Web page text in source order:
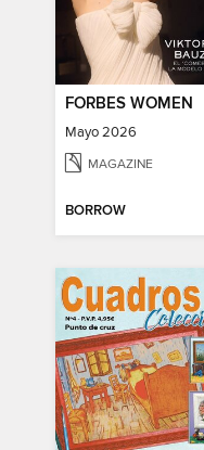
FORBES WOMEN
Mayo 2026
MAGAZINE
BORROW